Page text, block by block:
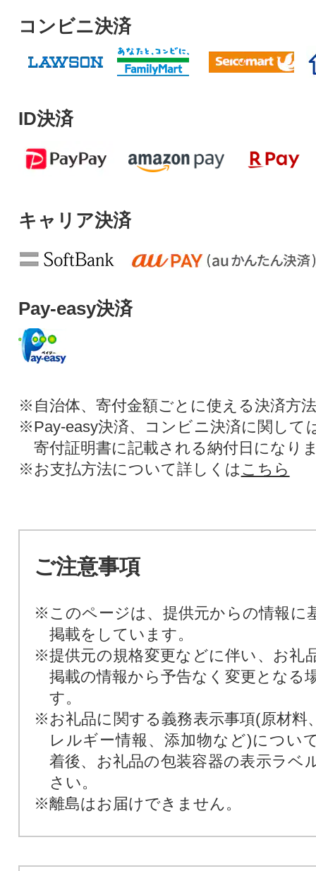
コンビニ決済
ID決済
キャリア決済
Pay-easy決済
※自治体、寄付金額ごとに使える決済方
※Pay-easy決済、コンビニ決済に関して
寄付証明書に記載される納付日になり
※お支払方法について詳しくは こちら
ご注意事項
※このページは、提供元からの情報に
掲載をしています。
※提供元の規格変更などに伴い、お礼
掲載の情報から予告なく変更となる
す。
※お礼品に関する義務表示事項(原材料
レルギー情報、添加物など)につい
着後、お礼品の包装容器の表示ラベ
さい。
※離島はお届けできません。